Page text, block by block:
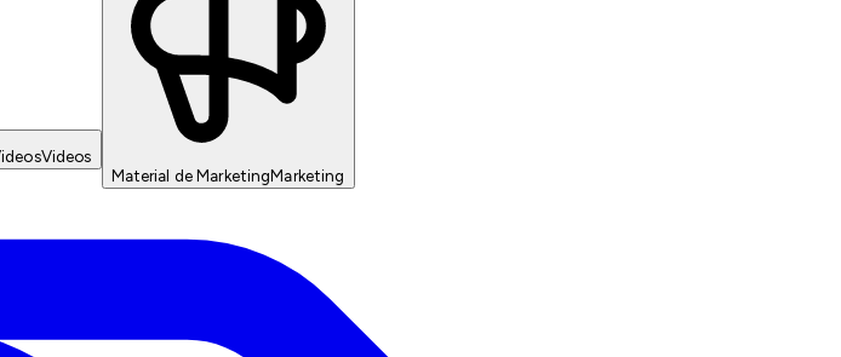
Videos
Material de MarketingMarketing